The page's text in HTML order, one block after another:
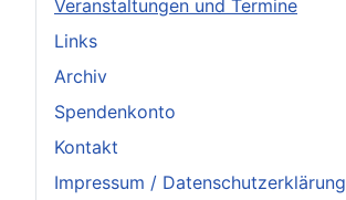
Veranstaltungen und Termine
Links
Archiv
Spendenkonto
Kontakt
Impressum / Datenschutzerklärung